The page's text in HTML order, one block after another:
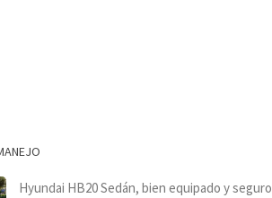
Hyundai HB20 Sedán, bien equipado y seguro